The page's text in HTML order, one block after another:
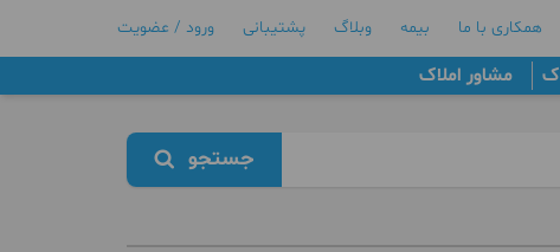
همکاری با ما بیمه وبلاگ پشتیبانی ورود / عضویت
مشاور املاک
جستجو